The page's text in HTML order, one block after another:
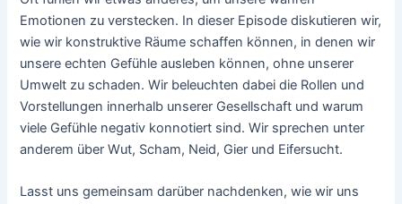
Emotionen zu verstecken. In dieser Episode diskutieren wir,
wie wir konstruktive Räume schaffen können, in denen wir
unsere echten Gefühle ausleben können, ohne unserer
Umwelt zu schaden. Wir beleuchten dabei die Rollen und
Vorstellungen innerhalb unserer Gesellschaft und warum
viele Gefühle negativ konnotiert sind. Wir sprechen unter
anderem über Wut, Scham, Neid, Gier und Eifersucht.
Lasst uns gemeinsam darüber nachdenken, wie wir uns